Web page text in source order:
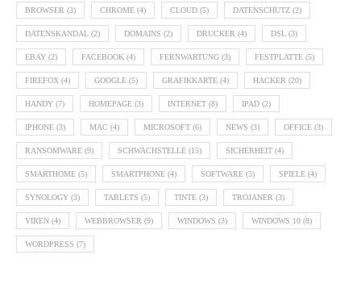
BROWSER (3) CHROME (4) CLOUD (5) DATENSCHUTZ (2)
DATENSKANDAL (2) DOMAINS (2) DRUCKER (4) DSL (3)
EBAY (2) FACEBOOK (4) FERNWARTUNG (3) FESTPLATTE (5)
FIREFOX (4) GOOGLE (5) GRAFIKKARTE (4) HACKER (20)
HANDY (7) HOMEPAGE (3) INTERNET (8) IPAD (2)
IPHONE (3) MAC (4) MICROSOFT (6) NEWS (3) OFFICE (3)
RANSOMWARE (9) SCHWACHSTELLE (15) SICHERHEIT (4)
SMARTHOME (5) SMARTPHONE (4) SOFTWARE (3) SPIELE (4)
SYNOLOGY (3) TABLETS (5) TINTE (3) TROJANER (3)
VIREN (4) WEBBROWSER (9) WINDOWS (3) WINDOWS 10 (8)
WORDPRESS (7)